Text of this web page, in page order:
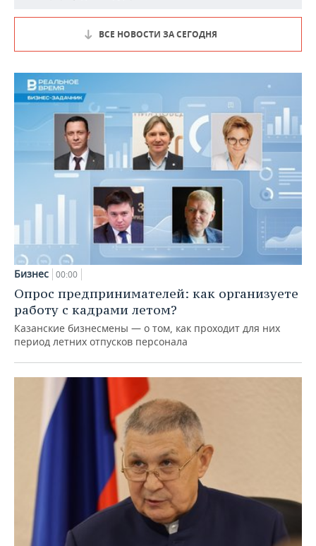
ВСЕ НОВОСТИ ЗА СЕГОДНЯ
Бизнес 00:00
Опрос предпринимателей: как организуете
работу с кадрами летом?
Казанские бизнесмены — о том, как проходит для них
период летних отпусков персонала